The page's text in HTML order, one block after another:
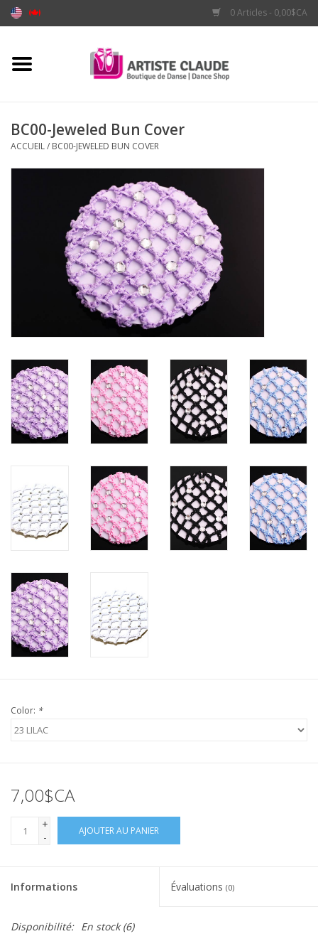
0 Articles - 0,00$CA
Accueil
Vêtements
BC00-Jeweled Bun Cover
ACCUEIL/ BC00-JEWELED BUN COVER
Color: *
7,00$CA
+
-
AJOUTER AU PANIER
Informations Évaluations (0)
Disponibilité: En stock(6)